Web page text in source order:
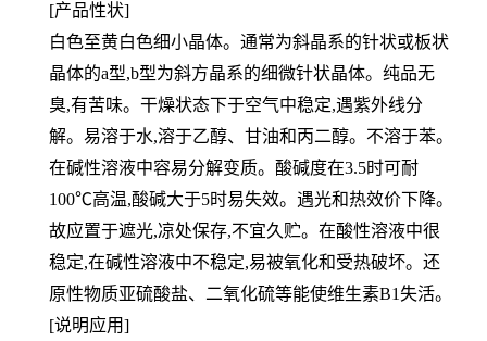
[产品性状]
白色至黄白色细小晶体。通常为斜晶系的针状或板状
晶体的a型,b型为斜方晶系的细微针状晶体。纯品无
臭,有苦味。干燥状态下于空气中稳定,遇紫外线分
解。易溶于水,溶于乙醇、甘油和丙二醇。不溶于苯。
在碱性溶液中容易分解变质。酸碱度在3.5时可耐
100℃高温,酸碱大于5时易失效。遇光和热效价下降。
故应置于遮光,凉处保存,不宜久贮。在酸性溶液中很
稳定,在碱性溶液中不稳定,易被氧化和受热破坏。还
原性物质亚硫酸盐、二氧化硫等能使维生素B1失活。
[说明应用]